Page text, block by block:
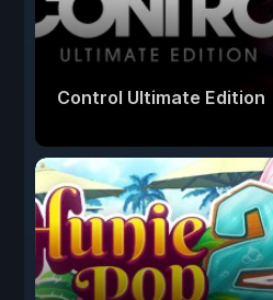
Control Ultimate Edition